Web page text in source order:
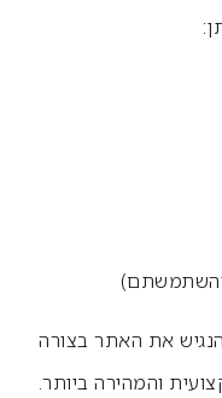
והשתמשתם)
את האתר בצורה
והמהירה ביותר.